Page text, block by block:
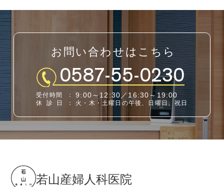
お問い合わせはこちら
0587-55-0230
受付時間 ： 9:00～12:30／16:30～19:00
休診日 ： 火・木・土曜日の午後、日曜日、祝日
若山産婦人科医院